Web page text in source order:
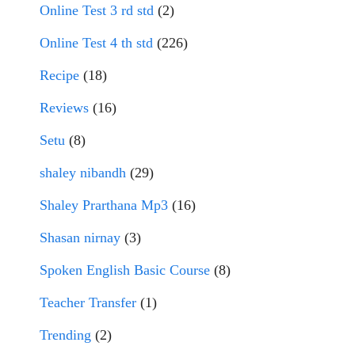
Online Test 3 rd std (2)
Online Test 4 th std (226)
Recipe (18)
Reviews (16)
Setu (8)
shaley nibandh (29)
Shaley Prarthana Mp3 (16)
Shasan nirnay (3)
Spoken English Basic Course (8)
Teacher Transfer (1)
Trending (2)